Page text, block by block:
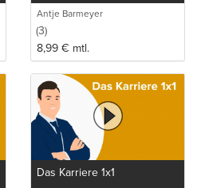
Antje Barmeyer
(3)
8,99 € mtl.
Das Karriere 1x1